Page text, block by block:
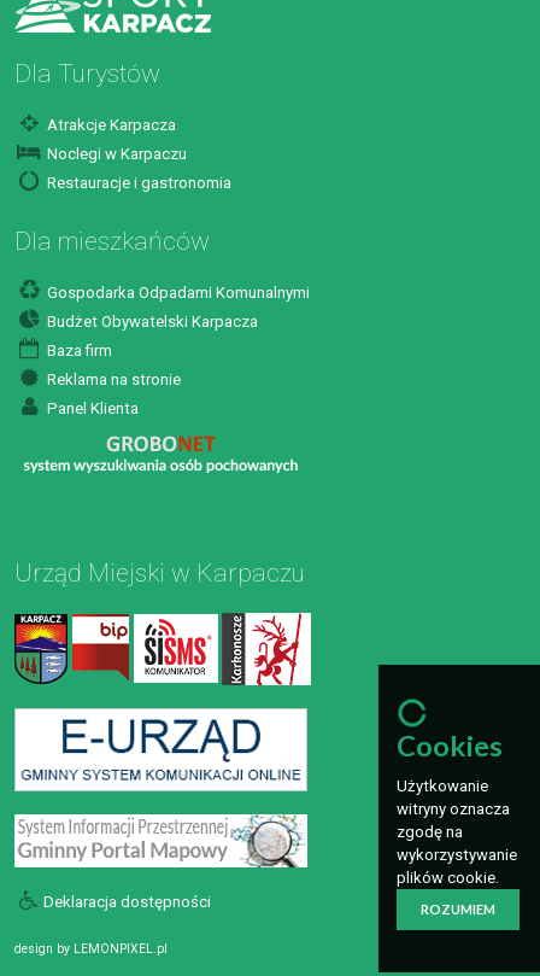
Dla Turystów
Atrakcje Karpacza
Noclegi w Karpaczu
Restauracje i gastronomia
Dla mieszkańców
Gospodarka Odpadami Komunalnymi
Budżet Obywatelski Karpacza
Baza firm
Reklama na stronie
Panel Klienta
Urząd Miejski w Karpaczu
Deklaracja dostępności
design by LEMONPIXEL.pl
Cookies
Użytkowanie
witryny oznacza
zgodę na
wykorzystywanie
plików cookie.
ROZUMIEM